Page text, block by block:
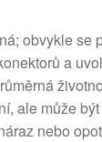
obvykle se
a
ale může
nebo